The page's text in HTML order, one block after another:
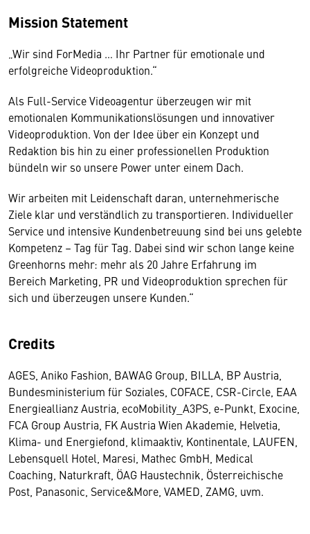
Mission Statement
„Wir sind ForMedia … Ihr Partner für emotionale und
erfolgreiche Videoproduktion.“
Als Full-Service Videoagentur überzeugen wir mit
emotionalen Kommunikationslösungen und innovativer
Videoproduktion. Von der Idee über ein Konzept und
Redaktion bis hin zu einer professionellen Produktion
bündeln wir so unsere Power unter einem Dach.
Wir arbeiten mit Leidenschaft daran, unternehmerische
Ziele klar und verständlich zu transportieren. Individueller
Service und intensive Kundenbetreuung sind bei uns gelebte
Kompetenz – Tag für Tag. Dabei sind wir schon lange keine
Greenhorns mehr: mehr als 20 Jahre Erfahrung im
Bereich Marketing, PR und Videoproduktion sprechen für
sich und überzeugen unsere Kunden.“
Credits
AGES, Aniko Fashion, BAWAG Group, BILLA, BP Austria,
Bundesministerium für Soziales, COFACE, CSR-Circle, EAA
Energieallianz Austria, ecoMobility_A3PS, e-Punkt, Exocine,
FCA Group Austria, FK Austria Wien Akademie, Helvetia,
Klima- und Energiefond, klimaaktiv, Kontinentale, LAUFEN,
Lebensquell Hotel, Maresi, Mathec GmbH, Medical
Coaching, Naturkraft, ÖAG Haustechnik, Österreichische
Post, Panasonic, Service&More, VAMED, ZAMG, uvm.